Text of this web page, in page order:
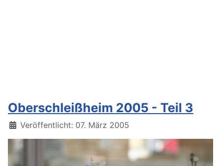
Oberschleißheim 2005 - Teil 3
Details
Veröffentlicht: 07. März 2005